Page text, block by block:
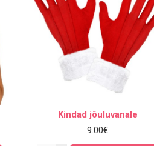
Kindad jõuluvanale
9.00€